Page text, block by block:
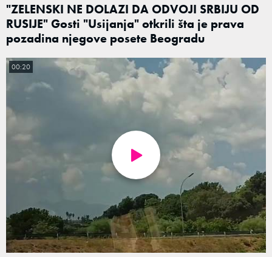
"ZELENSKI NE DOLAZI DA ODVOJI SRBIJU OD
RUSIJE" Gosti "Usijanja" otkrili šta je prava
pozadina njegove posete Beogradu
00:20